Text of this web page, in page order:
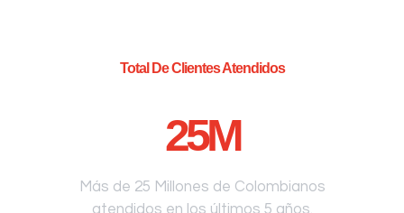
Total De Clientes Atendidos
25M
Más de 25 Millones de Colombianos
atendidos en los últimos 5 años.